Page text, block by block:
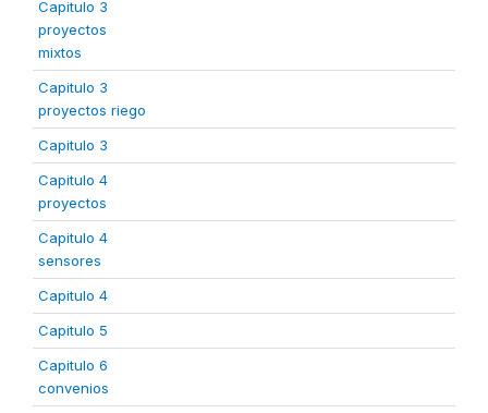
Capitulo 3
proyectos
mixtos
Capitulo 3
proyectos riego
Capitulo 3
Capitulo 4
proyectos
Capitulo 4
sensores
Capitulo 4
Capitulo 5
Capitulo 6
convenios